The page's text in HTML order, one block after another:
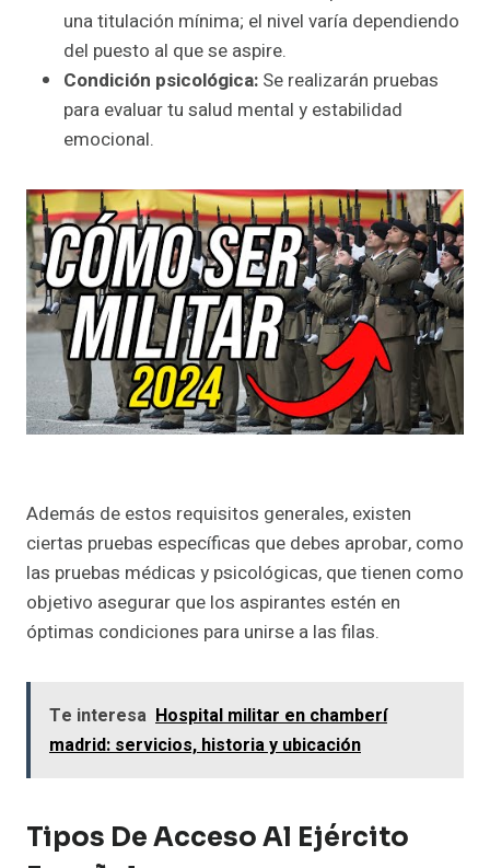
una titulación mínima; el nivel varía dependiendo
del puesto al que se aspire.
Condición psicológica: Se realizarán pruebas
para evaluar tu salud mental y estabilidad
emocional.
Además de estos requisitos generales, existen
ciertas pruebas específicas que debes aprobar, como
las pruebas médicas y psicológicas, que tienen como
objetivo asegurar que los aspirantes estén en
óptimas condiciones para unirse a las filas.
Te interesa Hospital militar en chamberí
madrid: servicios, historia y ubicación
Tipos De Acceso Al Ejército